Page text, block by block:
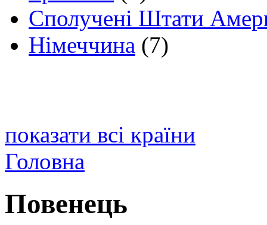
Сполучені Штати
Німеччина (7)
показати всі країни
Головна
Повенець